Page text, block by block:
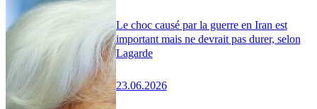
Le choc causé par la guerre en Iran est
important mais ne devrait pas durer, selon
Lagarde
23.06.2026